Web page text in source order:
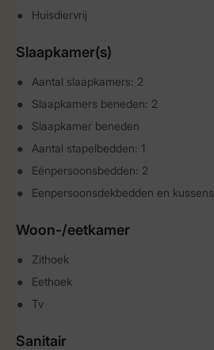
Huisdiervrij
Slaapkamer(s)
Aantal slaapkamers: 2
Slaapkamers beneden: 2
Slaapkamer beneden
Aantal stapelbedden: 1
Eénpersoonsbedden: 2
Eenpersoonsdekbedden en kussens
Woon-/eetkamer
Zithoek
Eethoek
Tv
Sanitair